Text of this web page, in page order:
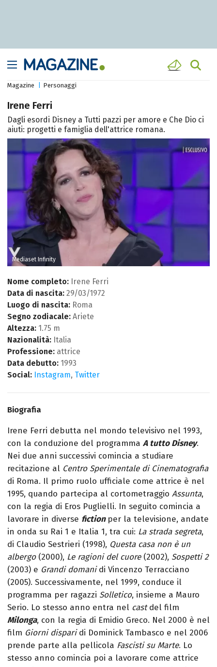
Magazine Personaggi
Irene Ferri
Dagli esordi Disney a Tutti pazzi per amore e Che Dio ci
aiuti: progetti e famiglia dell'attrice romana.
Mediaset Infinity
Nome completo: Irene Ferri
Data di nascita: 29/03/1972
Luogo di nascita: Roma
Segno zodiacale: Ariete
Altezza: 1.75 m
Nazionalità: Italia
Professione: attrice
Data debutto: 1993
Social: Instagram, Twitter
Biografia
Irene Ferri debutta nel mondo televisivo nel 1993,
con la conduzione del programma A tutto Disney.
Nei due anni successivi comincia a studiare
recitazione al Centro Sperimentale di Cinematografia
di Roma. Il primo ruolo ufficiale come attrice è nel
1995, quando partecipa al cortometraggio Assunta,
con la regia di Eros Puglielli. In seguito comincia a
lavorare in diverse fiction per la televisione, andate
in onda su Rai 1 e Italia 1, tra cui: La strada segreta,
di Claudio Sestrieri (1998), Questa casa non è un
albergo(2000), Le ragioni del cuore(2002), Sospetti 2
(2003) e Grandi domanidi Vincenzo Terracciano
(2005). Successivamente, nel 1999, conduce il
programma per ragazzi Solletico, insieme a Mauro
Serio. Lo stesso anno entra nel castdel film
Milonga, con la regia di Emidio Greco. Nel 2000 è nel
film Giorni disparidi Dominick Tambasco e nel 2006
prende parte alla pellicola Fascisti su Marte. Lo
stesso anno comincia poi a lavorare come attrice